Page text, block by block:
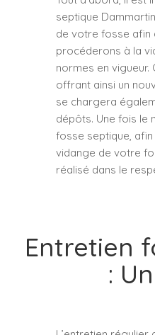
septique
de votre fosse afin
procéderons à la
normes en
offrant ainsi un
se chargera
dépôts. Une fois le
fosse septique,
vidange de votre
réalisé dans le
Entretien
: